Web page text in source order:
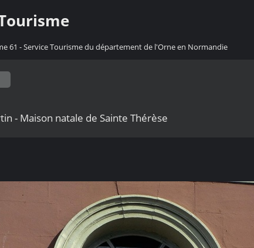
61 - Service Tourisme du département de l'Orne en Normandie
- Maison natale de Sainte Thérèse